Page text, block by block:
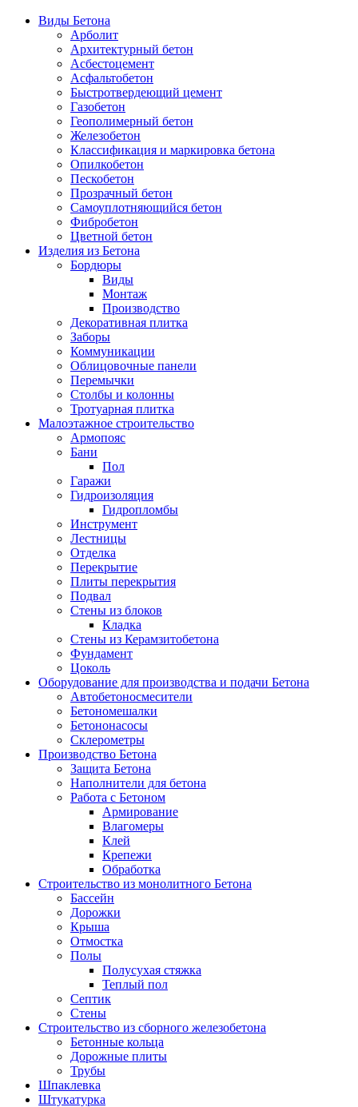
Виды Бетона
Арболит
Архитектурный бетон
Асбестоцемент
Асфальтобетон
Быстротвердеющий цемент
Газобетон
Геополимерный бетон
Железобетон
Классификация и маркировка бетона
Опилкобетон
Пескобетон
Прозрачный бетон
Самоуплотняющийся бетон
Фибробетон
Цветной бетон
Изделия из Бетона
Бордюры
Виды
Монтаж
Производство
Декоративная плитка
Заборы
Коммуникации
Облицовочные панели
Перемычки
Столбы и колонны
Тротуарная плитка
Малоэтажное строительство
Армопояс
Бани
Пол
Гаражи
Гидроизоляция
Гидропломбы
Инструмент
Лестницы
Отделка
Перекрытие
Плиты перекрытия
Подвал
Стены из блоков
Кладка
Стены из Керамзитобетона
Фундамент
Цоколь
Оборудование для производства и подачи Бетона
Автобетоносмесители
Бетономешалки
Бетононасосы
Склерометры
Производство Бетона
Защита Бетона
Наполнители для бетона
Работа с Бетоном
Армирование
Влагомеры
Клей
Крепежи
Обработка
Строительство из монолитного Бетона
Бассейн
Дорожки
Крыша
Отмостка
Полы
Полусухая стяжка
Теплый пол
Септик
Стены
Строительство из сборного железобетона
Бетонные кольца
Дорожные плиты
Трубы
Шпаклевка
Штукатурка